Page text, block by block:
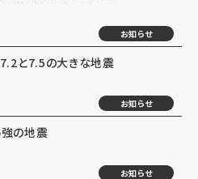
お知らせ
と7.5の大きな地震
お知らせ
の地震
お知らせ